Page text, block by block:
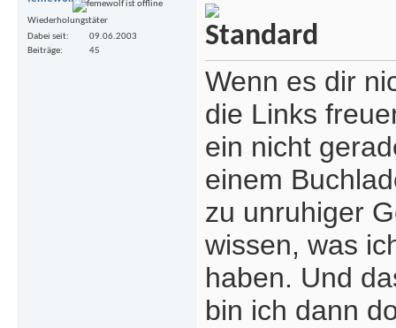
Wiederholungstäter
Dabei seit
09.06.2003
Beiträge
45
Wenn es dir
die Links
ein nicht
einem
zu unruhiger
wissen, was
haben. Und
bin ich dann